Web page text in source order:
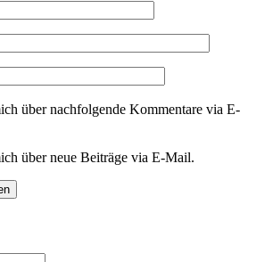
über nachfolgende Kommentare via E-
über neue Beiträge via E-Mail.